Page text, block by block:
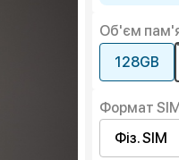
Об'єм
128GB
Формат
Фіз. SIM